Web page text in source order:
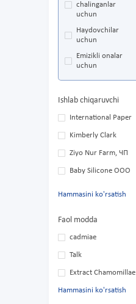
chalinganlar
uchun
Haydovchilar
uchun
Emizikli onalar
uchun
Ishlab chiqaruvchi
International Paper
Kimberly Clark
Ziyo Nur Farm, ЧП
Baby Silicone OOO
Hammasini ko'rsatish
Faol modda
cadmiae
Talk
Extract Chamomillae
Hammasini ko'rsatish